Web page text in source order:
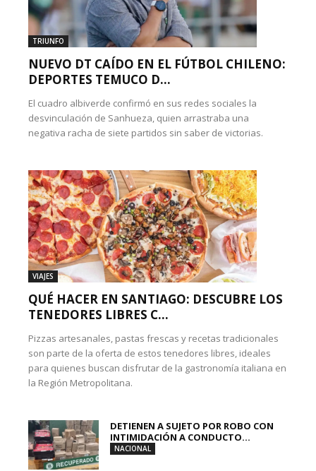
TRIUNFO
NUEVO DT CAÍDO EN EL FÚTBOL CHILENO:
DEPORTES TEMUCO D...
El cuadro albiverde confirmó en sus redes sociales la
desvinculación de Sanhueza, quien arrastraba una
negativa racha de siete partidos sin saber de victorias.
VIAJES
QUÉ HACER EN SANTIAGO: DESCUBRE LOS
TENEDORES LIBRES C...
Pizzas artesanales, pastas frescas y recetas tradicionales
son parte de la oferta de estos tenedores libres, ideales
para quienes buscan disfrutar de la gastronomía italiana en
la Región Metropolitana.
DETIENEN A SUJETO POR ROBO CON
INTIMIDACIÓN A CONDUCTO...
NACIONAL